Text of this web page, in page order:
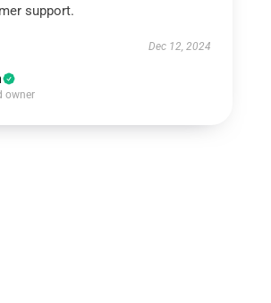
support.
Dec 12, 2024
owner